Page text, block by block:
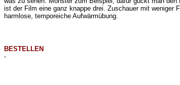
ist der Film eine ganz knappe drei. Zuschauer mit weniger
harmlose, temporeiche Aufwärmübung.
BESTELLEN
-